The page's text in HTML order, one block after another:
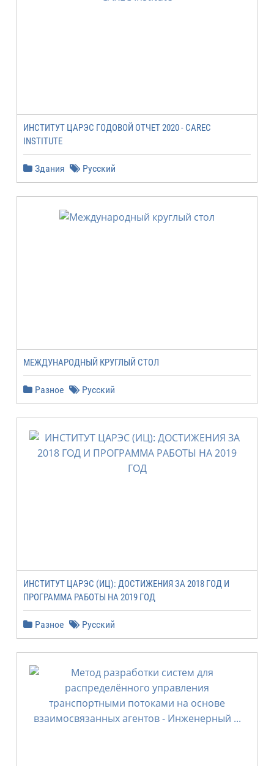
ИНСТИТУТ ЦАРЭС ГOДOBOЙ ОTЧET 2020 - CAREC
INSTITUTE
Здания Русский
МЕЖДУНАРОДНЫЙ КРУГЛЫЙ СТОЛ
Разное Русский
ИНСТИТУТ ЦАРЭС (ИЦ): ДОСТИЖЕНИЯ ЗА 2018 ГОД И
ПРОГРАММА РАБОТЫ НА 2019 ГОД
Разное Русский